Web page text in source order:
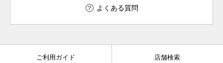
よくある質問
ご利用ガイド 店舗検索